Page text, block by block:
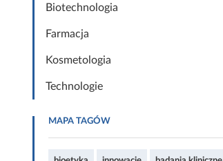
Biotechnologia
Farmacja
Kosmetologia
Technologie
MAPA TAGÓW